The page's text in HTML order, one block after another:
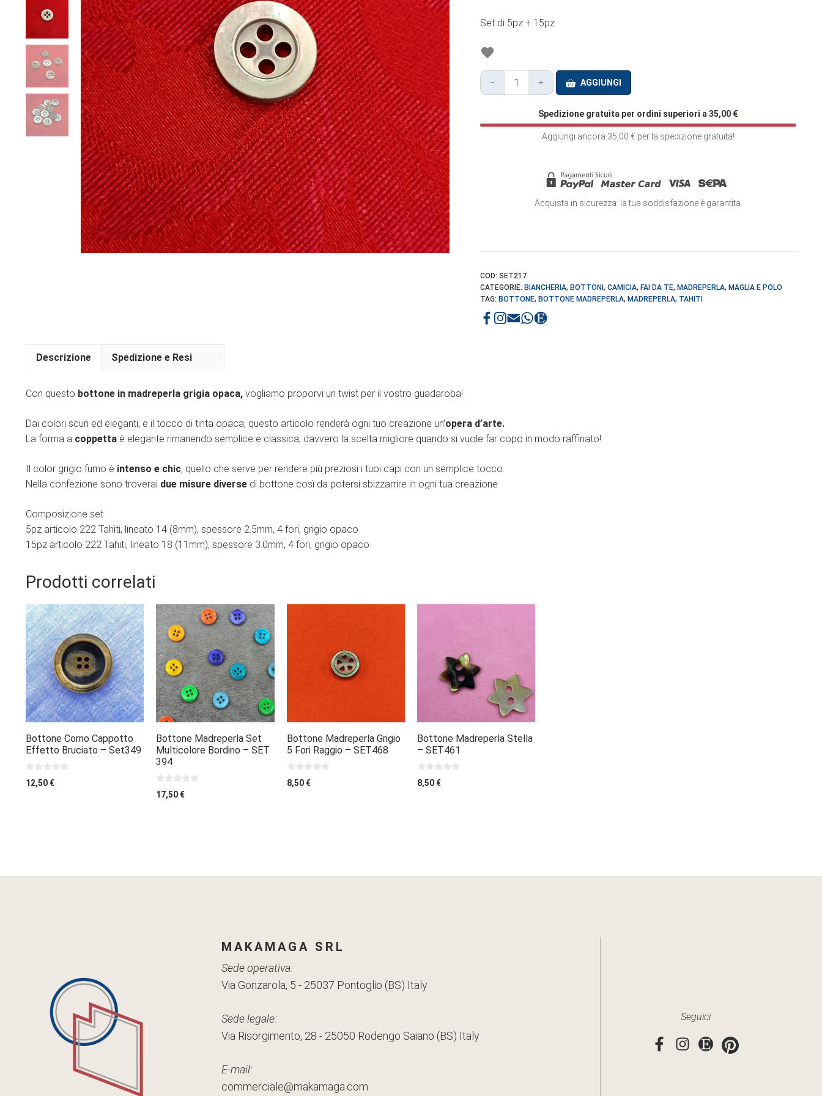
Set di 5pz + 15pz
-
Bottone
+ AGGIUNGI
Spedizione gratuita per ordini superiori a35,00 €
Aggiungi ancora 35,00€ per la spedizione gratuita!
Acquista in sicurezza: la tua soddisfazione è garantita.
COD:SET217
CATEGORIE: BIANCHERIA, BOTTONI,CAMICIA, FAI DA TE, MADREPERLA, MAGLIA E POLO
TAG: BOTTONE, BOTTONE MADREPERLA, MADREPERLA, TAHITI
Descrizione Spedizione e Resi
Con questo bottone in madreperla grigia opaca, vogliamo proporvi un twist per il vostro guadaroba!
Dai colori scuri ed eleganti, e il tocco di tinta opaca, questo articolo renderà ogni tuo creazione un’opera d’arte.
La forma a coppetta è elegante rimanendo semplice e classica, davvero la scelta migliore quando si vuole far copo in modo raffinato!
Il color grigio fumo è intenso e chic, quello che serve per rendere più preziosi i tuoi capi con un semplice tocco.
Nella confezione sono troverai due misure diverse di bottone così da potersi sbizzarrire in ogni tua creazione
Composizione set
5pz articolo 222 Tahiti, lineato 14 (8mm), spessore 2.5mm, 4 fori, grigio opaco
15pz articolo 222 Tahiti, lineato 18 (11mm), spessore 3.0mm, 4 fori, grigio opaco
Prodotti correlati
Bottone Corno Cappotto
Effetto Bruciato – Set349
0
s
12,50 €
AGGIUNGI
Bottone Madreperla Set
Multicolore Bordino – SET
394
0
s
17,50 €
Bottone Madreperla Grigio
5 Fori Raggio – SET468
0
s
8,50 €
Bottone Madreperla Stella
– SET461
0
s
8,50 €
MAKAMAGA SRL
Sede operativa:
Via Gonzarola, 5 - 25037 Pontoglio (BS) Italy
Sede legale:
Via Risorgimento, 28 - 25050 Rodengo Saiano (BS) Italy
E-mail:
commerciale@makamaga.com
Seguici